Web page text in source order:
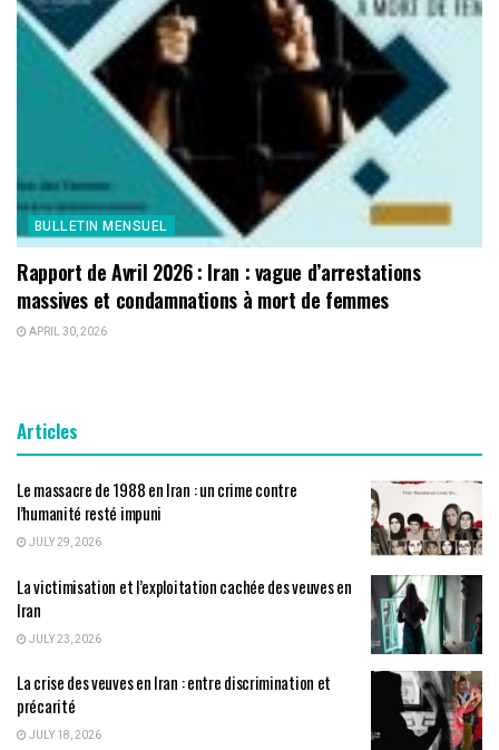
BULLETIN MENSUEL
Rapport de Avril 2026 : Iran : vague d’arrestations
massives et condamnations à mort de femmes
APRIL 30, 2026
Articles
Le massacre de 1988 en Iran : un crime contre
l’humanité resté impuni
JULY 29, 2026
La victimisation et l’exploitation cachée des veuves en
Iran
JULY 23, 2026
La crise des veuves en Iran : entre discrimination et
précarité
JULY 18, 2026